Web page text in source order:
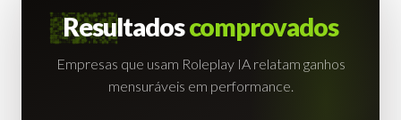
Resultadoscomprovados
Empresas que usam Roleplay IA relatam ganhos
mensuráveis em performance.
0
1
0
1
2
1
2
3
0
1
1
2
3